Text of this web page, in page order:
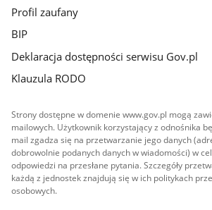
Profil zaufany
BIP
Deklaracja dostępności serwisu Gov.pl
Klauzula RODO
Strony dostępne w domenie www.gov.pl mogą
mailowych. Użytkownik korzystający z odnośnika
mail zgadza się na przetwarzanie jego danych
dobrowolnie podanych danych w wiadomości) w
odpowiedzi na przesłane pytania. Szczegóły
każdą z jednostek znajdują się w ich politykach
osobowych.